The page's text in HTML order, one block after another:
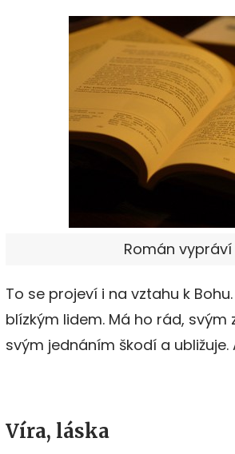
Román
To se projeví i na vztahu k
blízkým lidem. Má ho rád,
svým jednáním škodí a
Víra, láska